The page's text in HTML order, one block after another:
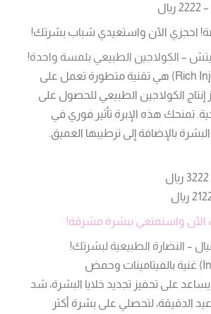
احجزي الآن واستعيدي شباب بشرتك!
– الكولاجين الطبيعي بلمسة واحدة!
إبرة ريتش (Rich Injection) هي تقنية متطورة تعمل على
إنتاج الكولاجين الطبيعي للحصول على
تمنحك هذه الإبرة تأثير فوري في
بالإضافة إلى ترطيبها العميق.
واستمتعي ببشرة مشرقة!
– النضارة الطبيعية لبشرتك!
إبرة أنوفيال (Inovial) غنية بالفيتامينات وحمض
يساعد على تحفيز تجديد خلايا البشرة، شد
الدقيقة، لتحصلي على بشرة أكثر